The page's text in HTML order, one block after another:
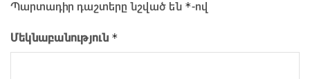
Պարտադիր դաշտերը նշված են *-ով
Մեկնաբանություն *